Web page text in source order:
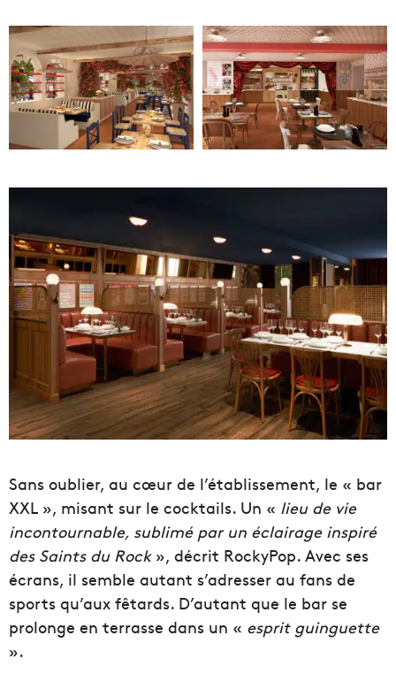
Sans oublier, au cœur de l’établissement, le « bar
XXL », misant sur le cocktails. Un « lieu de vie
incontournable, sublimé par un éclairage inspiré
des Saints du Rock», décrit RockyPop. Avec ses
écrans, il semble autant s’adresser au fans de
sports qu’aux fêtards. D’autant que le bar se
prolonge en terrasse dans un « esprit guinguette
».